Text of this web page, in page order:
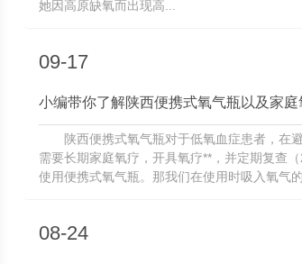
她因高原缺氧而出现高...
09-17
小编带你了解陕西便携式氧气瓶以及家
陕西便携式氧气瓶对于低氧血症患者，在
需要长期家庭氧疗，开具氧疗**，并定期复查
使用便携式氧气瓶。那我们在使用时吸入氧气
08-24